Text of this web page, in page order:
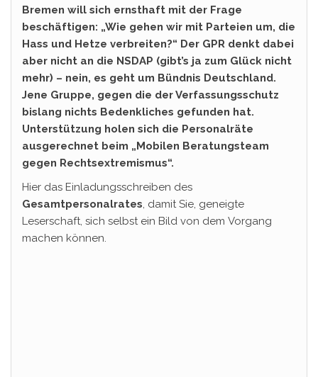
Bremen will sich ernsthaft mit der Frage
beschäftigen: „Wie gehen wir mit Parteien um, die
Hass und Hetze verbreiten?“ Der GPR denkt dabei
aber nicht an die NSDAP (gibt’s ja zum Glück nicht
mehr) – nein, es geht um Bündnis Deutschland.
Jene Gruppe, gegen die der Verfassungsschutz
bislang nichts Bedenkliches gefunden hat.
Unterstützung holen sich die Personalräte
ausgerechnet beim „Mobilen Beratungsteam
gegen Rechtsextremismus“.
Hier das Einladungsschreiben des
Gesamtpersonalrates, damit Sie, geneigte
Leserschaft, sich selbst ein Bild von dem Vorgang
machen können.